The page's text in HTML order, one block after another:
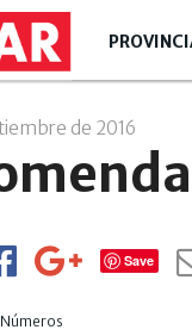
de 2016
Save